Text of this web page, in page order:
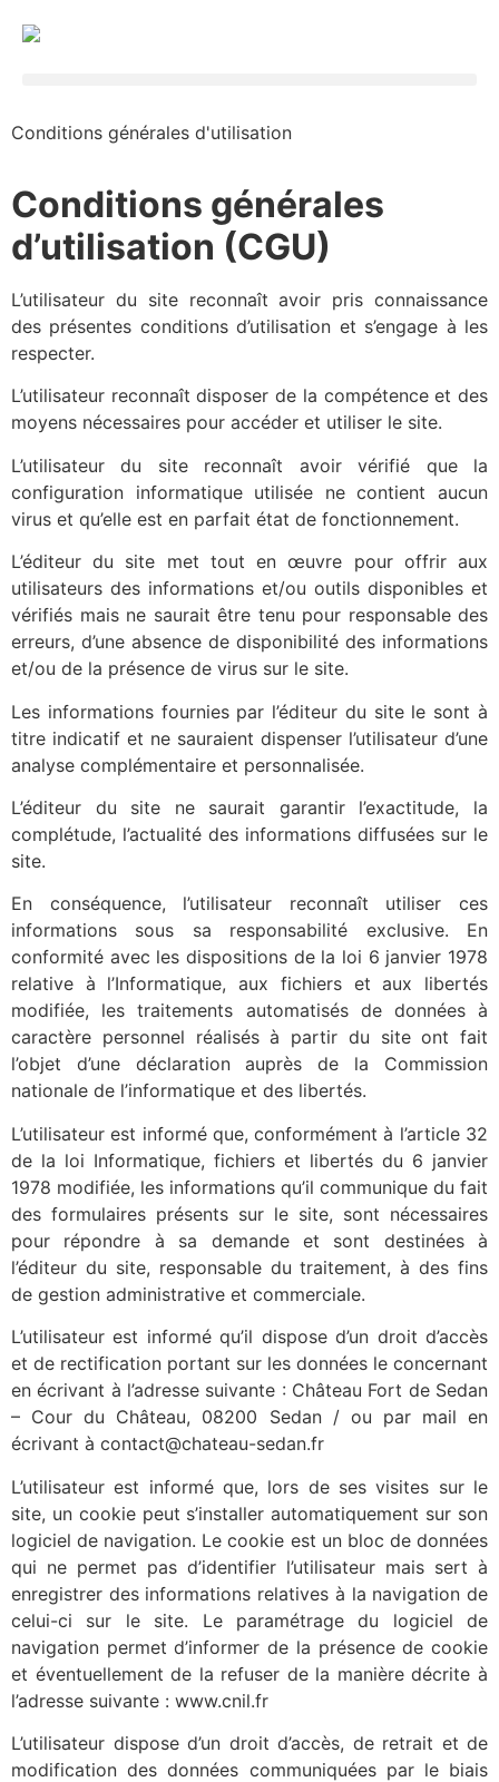
Conditions générales d'utilisation
Conditions générales
d’utilisation (CGU)
L’utilisateur du site reconnaît avoir pris connaissance
des présentes conditions d’utilisation et s’engage à les
respecter.
L’utilisateur reconnaît disposer de la compétence et des
moyens nécessaires pour accéder et utiliser le site.
L’utilisateur du site reconnaît avoir vérifié que la
configuration informatique utilisée ne contient aucun
virus et qu’elle est en parfait état de fonctionnement.
L’éditeur du site met tout en œuvre pour offrir aux
utilisateurs des informations et/ou outils disponibles et
vérifiés mais ne saurait être tenu pour responsable des
erreurs, d’une absence de disponibilité des informations
et/ou de la présence de virus sur le site.
Les informations fournies par l’éditeur du site le sont à
titre indicatif et ne sauraient dispenser l’utilisateur d’une
analyse complémentaire et personnalisée.
L’éditeur du site ne saurait garantir l’exactitude, la
complétude, l’actualité des informations diffusées sur le
site.
En conséquence, l’utilisateur reconnaît utiliser ces
informations sous sa responsabilité exclusive. En
conformité avec les dispositions de la loi 6 janvier 1978
relative à l’Informatique, aux fichiers et aux libertés
modifiée, les traitements automatisés de données à
caractère personnel réalisés à partir du site ont fait
l’objet d’une déclaration auprès de la Commission
nationale de l’informatique et des libertés.
L’utilisateur est informé que, conformément à l’article 32
de la loi Informatique, fichiers et libertés du 6 janvier
1978 modifiée, les informations qu’il communique du fait
des formulaires présents sur le site, sont nécessaires
pour répondre à sa demande et sont destinées à
l’éditeur du site, responsable du traitement, à des fins
de gestion administrative et commerciale.
L’utilisateur est informé qu’il dispose d’un droit d’accès
et de rectification portant sur les données le concernant
en écrivant à l’adresse suivante : Château Fort de Sedan
– Cour du Château, 08200 Sedan / ou par mail en
écrivant à contact@chateau-sedan.fr
L’utilisateur est informé que, lors de ses visites sur le
site, un cookie peut s’installer automatiquement sur son
logiciel de navigation. Le cookie est un bloc de données
qui ne permet pas d’identifier l’utilisateur mais sert à
enregistrer des informations relatives à la navigation de
celui-ci sur le site. Le paramétrage du logiciel de
navigation permet d’informer de la présence de cookie
et éventuellement de la refuser de la manière décrite à
l’adresse suivante : www.cnil.fr
L’utilisateur dispose d’un droit d’accès, de retrait et de
modification des données communiquées par le biais